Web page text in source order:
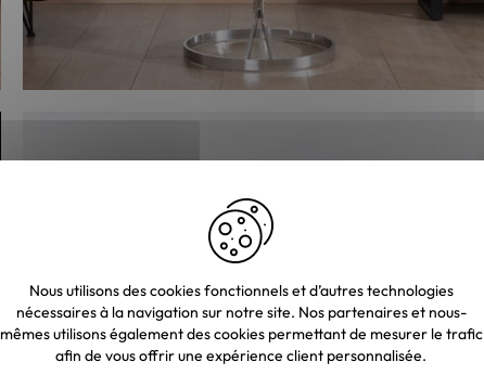
Nous utilisons des cookies fonctionnels et d’autres technologies
nécessaires à la navigation sur notre site. Nos partenaires et nous-
mêmes utilisons également des cookies permettant de mesurer le trafic
afin de vous offrir une expérience client personnalisée.